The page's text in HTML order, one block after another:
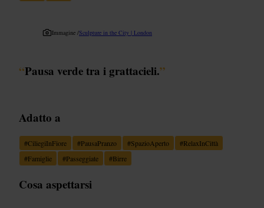
Immagine /Sculpture in the City | London
“Pausa verde tra i grattacieli.”
Adatto a
#CiliegiInFiore #PausaPranzo #SpazioAperto #RelaxInCittà
#Famiglie #Passeggiate #Birre
Cosa aspettarsi